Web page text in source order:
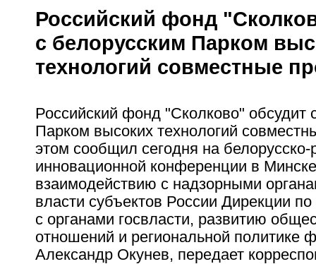
Российский фонд
с белорусским Парком
технологий совместные
Российский фонд "Сколково" обсудит
Парком высоких технологий
этом сообщил сегодня на белорусско-
инновационной конференции в
взаимодействию с надзорными
власти субъектов России Дирекции
с органами госвласти, развитию
отношений и региональной политике
Александр Окунев, передает